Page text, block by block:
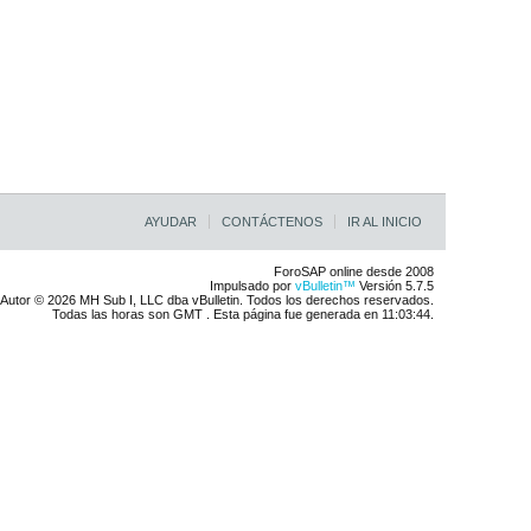
AYUDAR CONTÁCTENOS IR AL INICIO
ForoSAP online desde 2008
Impulsado por vBulletin™ Versión 5.7.5
© 2026 MH Sub I, LLC dba vBulletin. Todos los derechos reservados.
Todas las horas son GMT . Esta página fue generada en 11:03:44.